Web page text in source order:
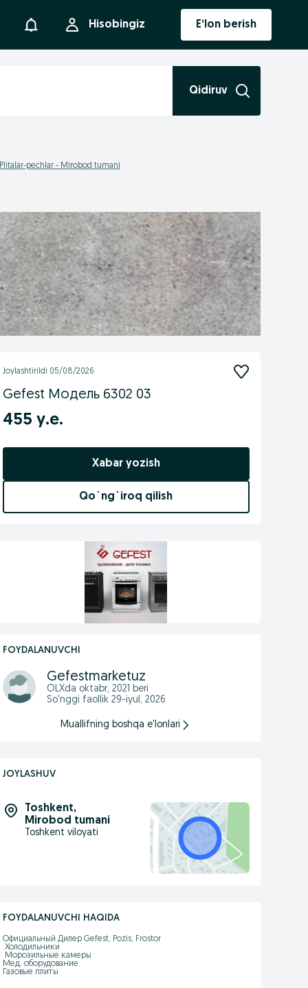
Bildirishnoma Hisobingiz E‘lon berish
Qidiruv
pechlar - Mirobod tumani
Joylashtirildi 05/08/2026
Gefest Модель 6302 03
455 у.е.
Xabar yozish
Qo`ng`iroq qilish
FOYDALANUVCHI
Gefestmarketuz
OLXda oktabr, 2021 beri
So'nggi faollik 29-iyul, 2026
Muallifning boshqa e'lonlari
JOYLASHUV
Toshkent,
Mirobod tumani
Toshkent viloyati
FOYDALANUVCHI HAQIDA
Официальный Дилер Gefest, Pozis, Frostor
Мед. оборудование
Газовые плиты